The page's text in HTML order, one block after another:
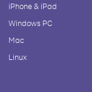
iPhone & iPad
Windows PC
Mac
Linux